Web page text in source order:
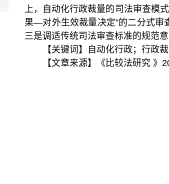
上，自动化行政裁量的司法审查模
果—对外生效裁量决定”的二分式审
三是调适传统司法审查标准的规范意
【关键词】
自动化行政； 行政
【文章来源】《比较法研究 》